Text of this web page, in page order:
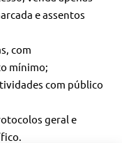
e assentos
com
mínimo;
com público
geral e